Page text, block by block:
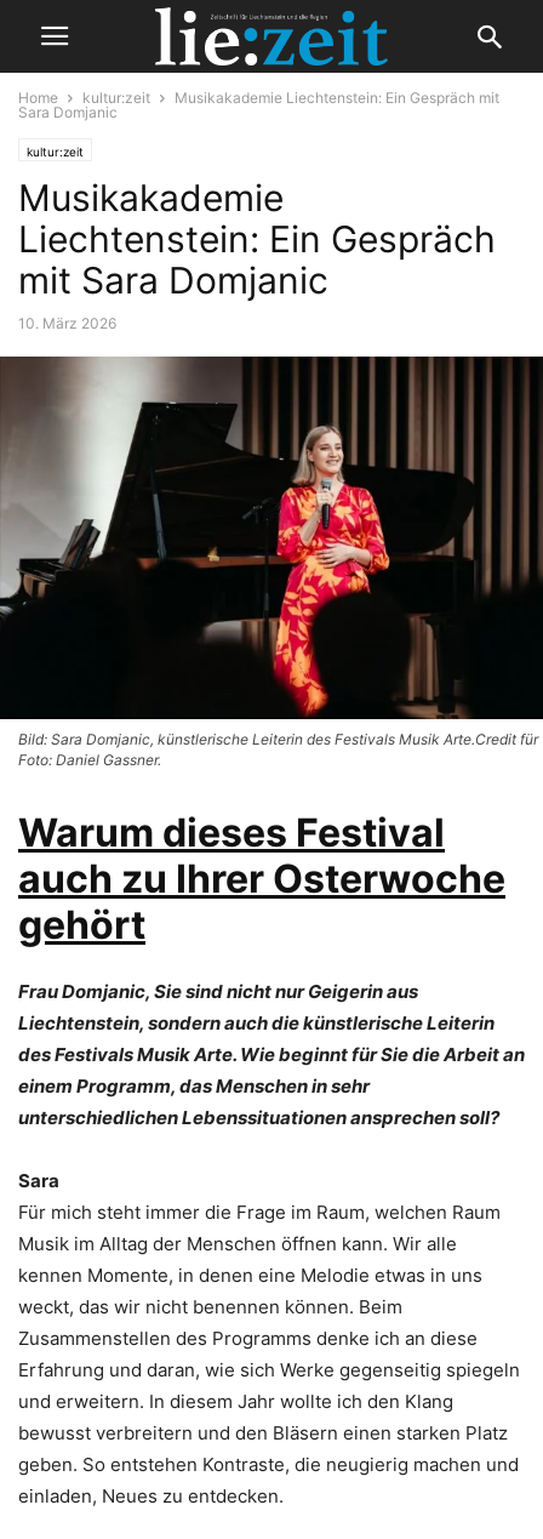
Home kultur:zeit
Musikakademie Liechtenstein: Ein Gespräch mit
Sara Domjanic
kultur:zeit
Musikakademie
Liechtenstein: Ein Gespräch
mit Sara Domjanic
10. März 2026
Bild: Sara Domjanic, künstlerische Leiterin des Festivals Musik Arte.Credit für
Foto: Daniel Gassner.
Warum dieses Festival
auch zu Ihrer Osterwoche
gehört
Frau Domjanic, Sie sind nicht nur Geigerin aus
Liechtenstein, sondern auch die künstlerische Leiterin
des Festivals Musik Arte. Wie beginnt für Sie die Arbeit an
einem Programm, das Menschen in sehr
unterschiedlichen Lebenssituationen ansprechen soll?
Sara
Für mich steht immer die Frage im Raum, welchen Raum
Musik im Alltag der Menschen öffnen kann. Wir alle
kennen Momente, in denen eine Melodie etwas in uns
weckt, das wir nicht benennen können. Beim
Zusammenstellen des Programms denke ich an diese
Erfahrung und daran, wie sich Werke gegenseitig spiegeln
und erweitern. In diesem Jahr wollte ich den Klang
bewusst verbreitern und den Bläsern einen starken Platz
geben. So entstehen Kontraste, die neugierig machen und
einladen, Neues zu entdecken.